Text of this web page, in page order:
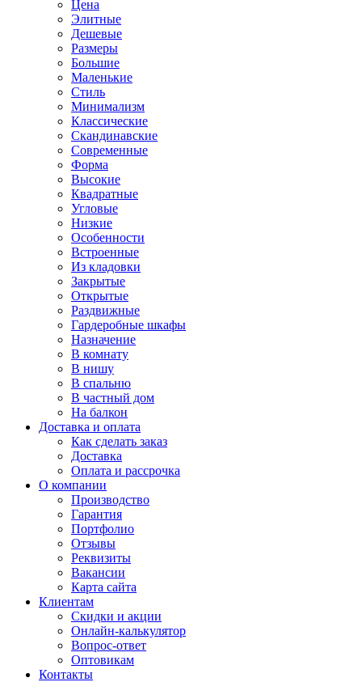
Цена
Элитные
Дешевые
Размеры
Большие
Маленькие
Стиль
Минимализм
Классические
Скандинавские
Современные
Форма
Высокие
Квадратные
Угловые
Низкие
Особенности
Встроенные
Из кладовки
Закрытые
Открытые
Раздвижные
Гардеробные шкафы
Назначение
В комнату
В нишу
В спальню
В частный дом
На балкон
Доставка и оплата
Как сделать заказ
Доставка
Оплата и рассрочка
О компании
Производство
Гарантия
Портфолио
Отзывы
Реквизиты
Вакансии
Карта сайта
Клиентам
Скидки и акции
Онлайн-калькулятор
Вопрос-ответ
Оптовикам
Контакты